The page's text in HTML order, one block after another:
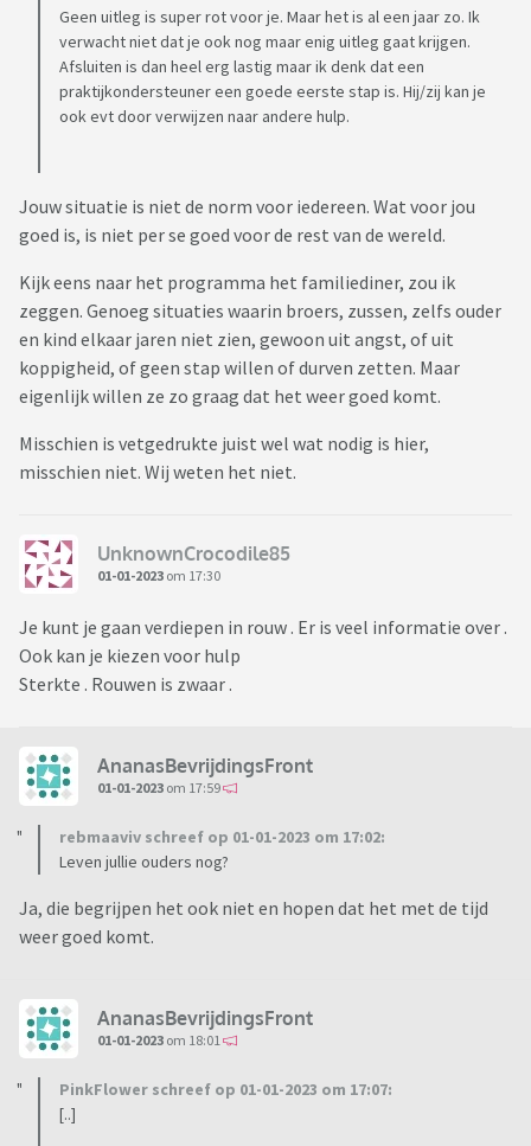
Geen uitleg is super rot voor je. Maar het is al een jaar zo. Ik
verwacht niet dat je ook nog maar enig uitleg gaat krijgen.
Afsluiten is dan heel erg lastig maar ik denk dat een
praktijkondersteuner een goede eerste stap is. Hij/zij kan je
ook evt door verwijzen naar andere hulp.
Jouw situatie is niet de norm voor iedereen. Wat voor jou
goed is, is niet per se goed voor de rest van de wereld.
Kijk eens naar het programma het familiediner, zou ik
zeggen. Genoeg situaties waarin broers, zussen, zelfs ouder
en kind elkaar jaren niet zien, gewoon uit angst, of uit
koppigheid, of geen stap willen of durven zetten. Maar
eigenlijk willen ze zo graag dat het weer goed komt.
Misschien is vetgedrukte juist wel wat nodig is hier,
misschien niet. Wij weten het niet.
UnknownCrocodile85
01-01-2023 om 17:30
Je kunt je gaan verdiepen in rouw . Er is veel informatie over .
Ook kan je kiezen voor hulp
Sterkte . Rouwen is zwaar .
AnanasBevrijdingsFront
01-01-2023 om 17:59
rebmaaviv schreef op 01-01-2023 om 17:02:
Leven jullie ouders nog?
Ja, die begrijpen het ook niet en hopen dat het met de tijd
weer goed komt.
AnanasBevrijdingsFront
01-01-2023 om 18:01
PinkFlower schreef op 01-01-2023 om 17:07:
[..]